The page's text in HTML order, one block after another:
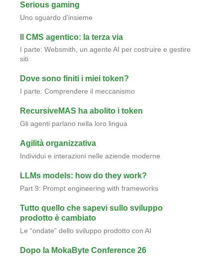
Serious gaming
Uno sguardo d’insieme
Il CMS agentico: la terza via
I parte: Websmith, un agente AI per costruire e gestire
siti
Dove sono finiti i miei token?
I parte: Comprendere il meccanismo
RecursiveMAS ha abolito i token
Gli agenti parlano nella loro lingua
Agilità organizzativa
Individui e interazioni nelle aziende moderne
LLMs models: how do they work?
Part 9: Prompt engineering with frameworks
Tutto quello che sapevi sullo sviluppo
prodotto è cambiato
Le “ondate” dello sviluppo prodotto con AI
Dopo la MokaByte Conference 26